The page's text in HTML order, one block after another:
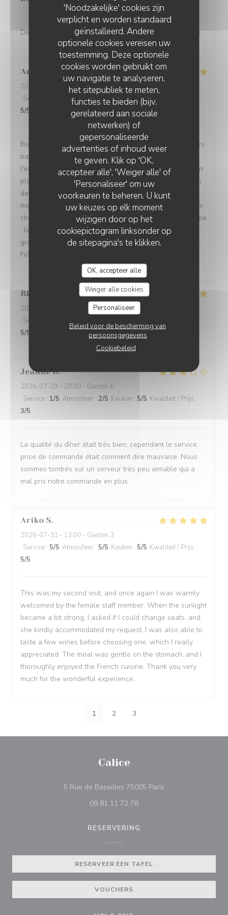
'Noodzakelijke' cookies zijn
verplicht en worden standaard
geïnstalleerd. Andere
optionele cookies vereisen uw
toestemming. Deze optionele
cookies worden gebruikt om
uw navigatie te analyseren,
het sitepubliek te meten,
functies te bieden (bijv.
gerelateerd aan sociale
netwerken) of
gepersonaliseerde
advertenties of inhoud weer
te geven. Klik op 'OK,
accepteer alle', 'Weiger alle' of
'Personaliseer' om uw
voorkeuren te beheren. U kunt
uw keuzes op elk moment
wijzigen door op het
cookiepictogram linksonder op
de sitepagina's te klikken.
OK, accepteer alle
Weiger alle cookies
Personaliseer
Beleid voor de bescherming van
persoonsgegevens
Cookiebeleid
Des saveurs francs et vifs, un restaurant de haut niveau.
Annie
2026-08-04
- 13:00 - Gasten 3
Service
Atmosfeer: 4 /5 Keuken:5 /5 Kwaliteit / Prijs
5/5
Bon accueil, menu dejeuner original, qui sort des sentiers
battus. J'ai apprécié la créativité gustative offerte par
l'entrée de seiche et celle excellente aussi du poulpe en
plat principal.. Un autre plaisir,et non des moindres celui
des yeux qui annonce une variété de textures.. Le
magnifique vert près de la gelée dorée ( seiche), les mini
champignons ocre jaune à coté du rouge foncé du poulpe
, la présentation délicate de la pêche melba, ds son
granité à la rose.un délice pour les yeux et les papilles..
Félicitations
Billy
2026-08-04
- 12:30 - Gasten 2
Service
5/5
Jeanne D
2026-07-29 - 20:00 - Gasten 6
Service : 1/5 Atmosfeer : 2/5 Keuken : 5/5 Kwaliteit / Prijs :
3/5
La qualité du dîner était très bien, cependant le service,
prise de commande était comment dire mauvaise. Nous
sommes tombés sur un serveur très peu aimable qui a
mal pris notre commande en plus.
Ariko S
2026-07-31 - 13:00 - Gasten 3
Service : 5/5 Atmosfeer : 5/5 Keuken : 5/5 Kwaliteit / Prijs :
5/5
This was my second visit, and once again I was warmly
welcomed by the female staff member. When the sunlight
became a bit strong, I asked if I could change seats, and
she kindly accommodated my request. I was also able to
taste a few wines before choosing one, which I really
appreciated. The meal was gentle on the stomach, and I
thoroughly enjoyed the French cuisine. Thank you very
much for the wonderful experience..
1 2 3
Calice
5 Rue de Bazeilles 75005 Paris
09 81 11 72 78
RESERVERING
RESERVEER EEN TAFEL
VOUCHERS